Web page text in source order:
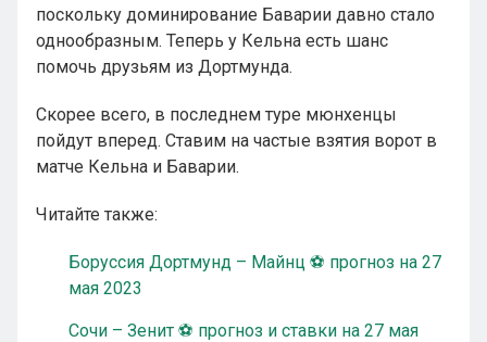
поскольку доминирование Баварии давно стало
однообразным. Теперь у Кельна есть шанс
помочь друзьям из Дортмунда.
Скорее всего, в последнем туре мюнхенцы
пойдут вперед. Ставим на частые взятия ворот в
матче Кельна и Баварии.
Читайте также:
Боруссия Дортмунд – Майнц ⚽ прогноз на 27
мая 2023
Сочи – Зенит ⚽ прогноз и ставки на 27 мая